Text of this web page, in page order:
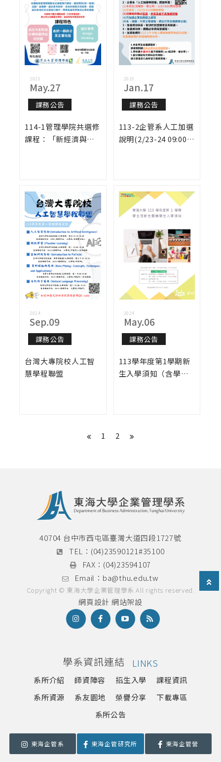
2025
May.27
課務公告
114-1管理學院共選修
課程：「新經濟與智
2025
Jan.17
課務公告
113-2企管系人工加選
說明(2/23-24 09:00 -
2024
Sep.09
課務公告
台灣大專院校人工智
慧學程聯盟
2024
May.06
課務公告
113學年度第1學期新
生入學須知（含學士
1 2
40704 台中市西屯區臺灣大道四段1727號
TEL： (04)23590121#35100
FAX： (04)23594107
Email： ba@thu.edu.tw
Copyright © 東海大學企業管理學系 All rights reserved.
網頁設計 網站架設
學系資訊連結 LINKS
系所介紹 師資陣容 招生入學
課程資訊
系所資源
系友園地 榮譽分享
下載專區
系所公告
東海企管系 東海企管研究所 東海企管營